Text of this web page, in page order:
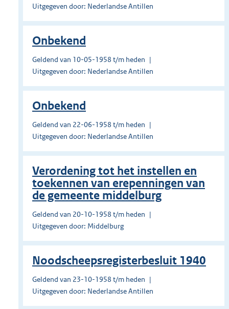
Uitgegeven door: Nederlandse Antillen
Onbekend
Geldend van 10-05-1958 t/m heden
Uitgegeven door: Nederlandse Antillen
Onbekend
Geldend van 22-06-1958 t/m heden
Uitgegeven door: Nederlandse Antillen
Verordening tot het instellen en
toekennen van erepenningen van
de gemeente middelburg
Geldend van 20-10-1958 t/m heden
Uitgegeven door: Middelburg
Noodscheepsregisterbesluit 1940
Geldend van 23-10-1958 t/m heden
Uitgegeven door: Nederlandse Antillen